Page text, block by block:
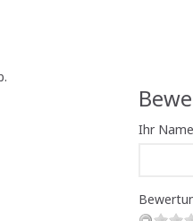
Ihr Name